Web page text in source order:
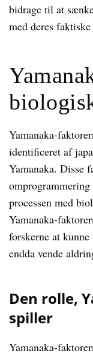
bidrage til at
med deres faktiske
Yamanaka-
identificeret af
Yamanaka. Disse
processen med
Yamanaka-
forskerne at
endda vende
Den rolle,
spiller
Yamanaka-